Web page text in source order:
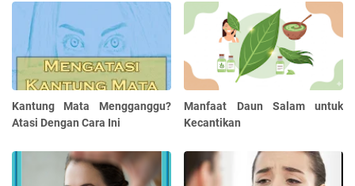
Kantung Mata Mengganggu?
Atasi Dengan Cara Ini
Manfaat Daun Salam untuk
Kecantikan